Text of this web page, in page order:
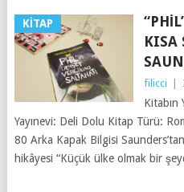
KITAP
KISA
filicci
Kitabın
Yayınevi: Deli Dolu Kitap Türü:
80 Arka Kapak Bilgisi
hikâyesi “Küçük ülke olmak bir